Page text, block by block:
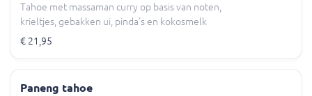
Tahoe met massaman curry op basis van noten,
krieltjes, gebakken ui, pinda's en kokosmelk
€ 21,95
Paneng tahoe